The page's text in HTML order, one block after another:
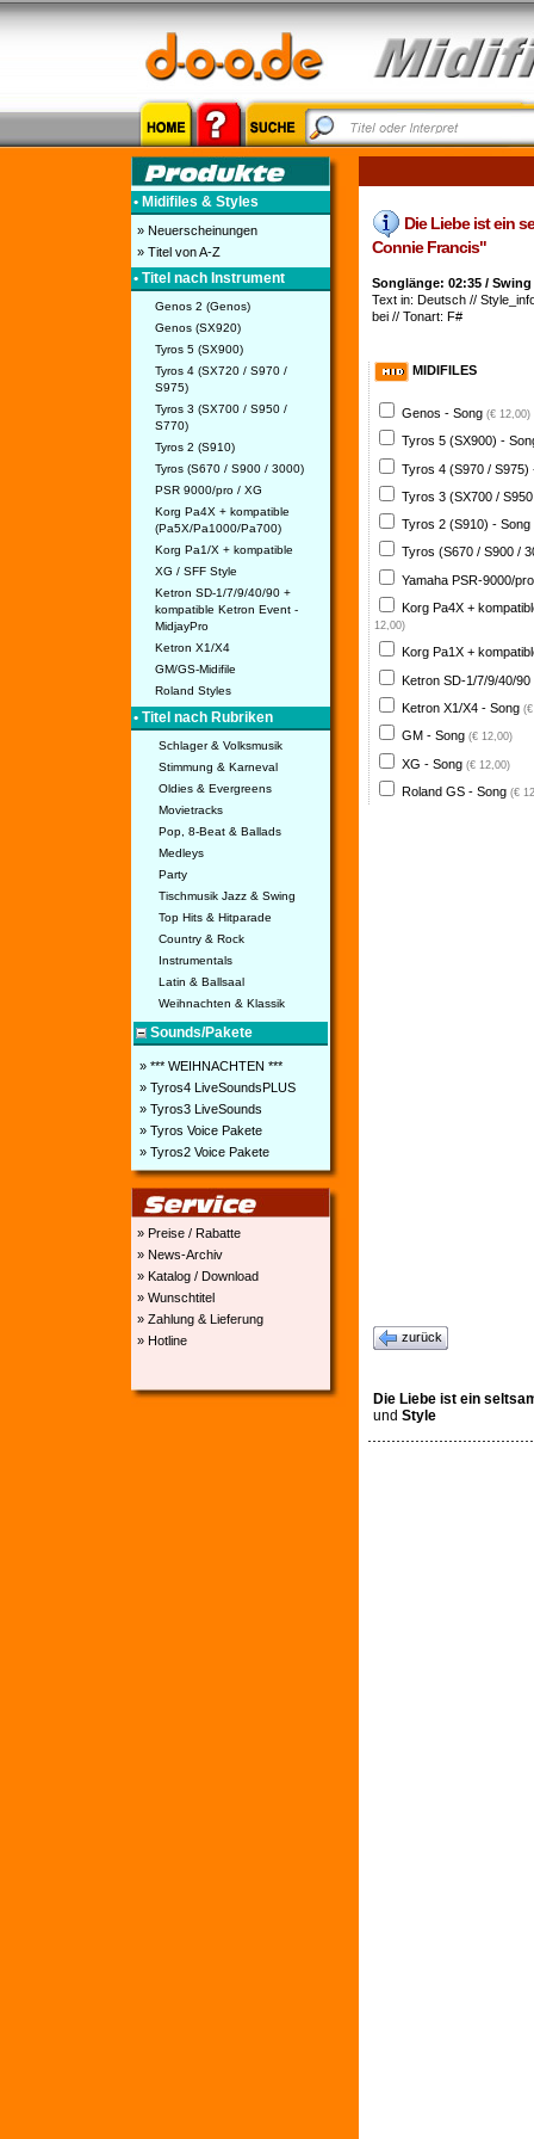
• Midifiles & Styles
» Neuerscheinungen
» Titel von A-Z
• Titel nach Instrument
Genos 2 (Genos)
Genos (SX920)
Tyros 5 (SX900)
Tyros 4 (SX720 / S970 /
S975)
Tyros 3 (SX700 / S950 /
S770)
Tyros 2 (S910)
Tyros (S670 / S900 / 3000)
PSR 9000/pro / XG
Korg Pa4X + kompatible
(Pa5X/Pa1000/Pa700)
Korg Pa1/X + kompatible
XG / SFF Style
Ketron SD-1/7/9/40/90 +
kompatible Ketron Event -
MidjayPro
Ketron X1/X4
GM/GS-Midifile
Roland Styles
• Titel nach Rubriken
Schlager & Volksmusik
Stimmung & Karneval
Oldies & Evergreens
Movietracks
Pop, 8-Beat & Ballads
Medleys
Party
Tischmusik Jazz & Swing
Top Hits & Hitparade
Country & Rock
Instrumentals
Latin & Ballsaal
Weihnachten & Klassik
Sounds/Pakete
» *** WEIHNACHTEN ***
» Tyros4 LiveSoundsPLUS
» Tyros3 LiveSounds
» Tyros Voice Pakete
» Tyros2 Voice Pakete
» Preise / Rabatte
» News-Archiv
» Katalog / Download
» Wunschtitel
» Zahlung & Lieferung
» Hotline
Die Liebe ist ein
Connie Francis"
Songlänge: 02:35 /
Text in: Deutsch //
bei // Tonart: F#
MIDIFILES
Genos - Song (€ 12,00)
Tyros 5 (SX900) -
Tyros 4 (S970 /
Tyros 3 (SX700 /
Tyros 2 (S910) - Song
Tyros (S670 / S900 /
Yamaha PSR-9000/
Korg Pa4X +
12,00)
Korg Pa1X +
Ketron SD-1/7/9/40/
Ketron X1/X4 - Song
GM - Song (€ 12,00)
XG - Song (€ 12,00)
Roland GS - Song (€
zurück
Die Liebe ist ein
und Style